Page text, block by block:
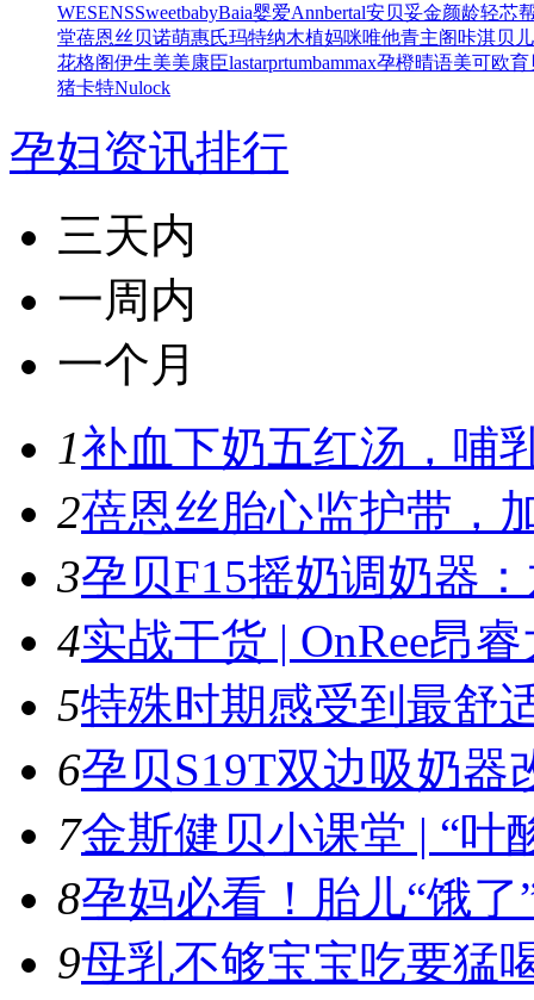
WESENSSweetbabyBaia婴爱Annbertal安贝妥金颜龄轻芯
堂蓓恩丝贝诺萌惠氏玛特纳木植妈咪唯他青主阁咔淇贝儿
花格阁伊生美美康臣lastarprtumbammax孕橙晴语美可欧育
猪卡特Nulock
孕妇资讯排行
三天内
一周内
一个月
1补血下奶五红汤，哺
2蓓恩丝胎心监护带，
3孕贝F15摇奶调奶器
4实战干货 | OnRee昂
5特殊时期感受到最舒
6孕贝S19T双边吸奶器
7金斯健贝小课堂 | “叶
8孕妈必看！胎儿“饿
9母乳不够宝宝吃要猛